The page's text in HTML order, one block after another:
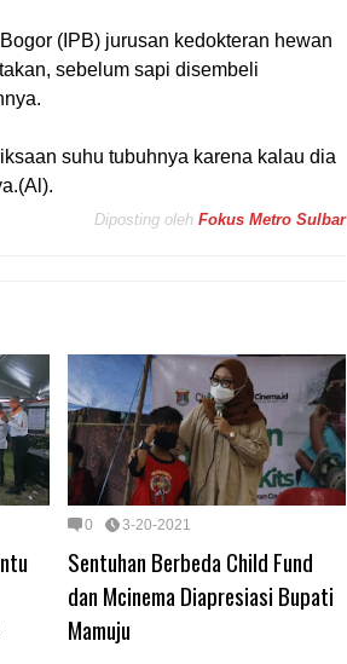
(IPB) jurusan kedokteran hewan
sebelum sapi disembeli
suhu tubuhnya karena kalau dia
Diposting oleh Fokus Metro Sulbar
0 3-20-2021
Sentuhan Berbeda Child Fund
dan Mcinema Diapresiasi Bupati
Mamuju